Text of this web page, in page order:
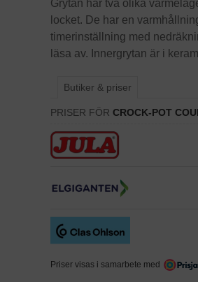
Grytan har två olika
locket. De har en
timerinställning med
läsa av. Innergrytan är i
Butiker & priser
PRISER FÖR CROCK-POT
Priser visas i samarbete med